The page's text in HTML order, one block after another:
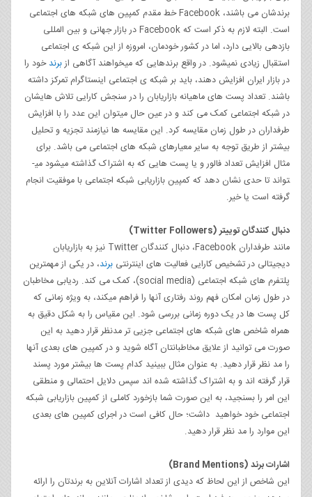
برندشان می­ باشند، Facebook خط مقدم کمپین های شبکه های اجتماعی
است. البته لازم به ذکر است که Facebook در بازار جهانی و بین المللی
بازدهی بالایی دارد، اما در کشور خودمان، امروزه از این شبکه­ ی اجتماعی
استقبال زیادی نمی­شود. در واقع برندهایی که می­خواهند آگاهی ازبرندخود را
در بازار ایران افزایش دهند، باید بر شبکه ­ی اجتماعی اینستاگرام تمرکز داشته
باشند. تعداد پست های ماهیانه بازاریابان را در سنجش کارایی تلاش هایشان
در شبکه اجتماعی کمک می ­کند و در عین حال می­توان این عدد را با افزایش
طرفداران در طول زمان مقایسه کرد. این مقایسه­ ها نیازمند تجزیه و تحلیل
بیشتر از طریق توجه به سایر معیارهای شبکه های اجتماعی می­ باشد. برای
مثال افزایش تعداد فالور و یا پست هایی که به اشتراک گذاشته می­شود می­
تواند تا حدی نشان دهد که کمپین بازاریابی شبکه اجتماعی با موفقیت انجام
گرفته است یا خیر.
دنبال ­کنندگان توییتر(Twitter Followers)
مانند طرفداران Facebook، دنبال کنندگان Twitter نیز به بازاریابان
دیجیتالی در تشخیص کارایی فعالیت های اینترنتی برند، در یکی از مهمترین
پلتفرم های شبکه اجتماعی (social media)، کمک می ­کند. ردیابی مخاطبان
در طول زمان امکان فهم روند رفتاری آنها را فراهم میکند، به ویژه زمانی که
کل پست ها در یک دوره زمانی بررسی شود. این مقیاس را به شکل دقیق به
همراه شاخص های شبکه های اجتماعی جزیی­ تر مدنظر قرار دهید به این
صورت می توانید از علایق مخاطبانتان آگاه شوید و در کمپین های بعدی آنها
را مد نظر قرار دهید. به عنوان مثال ببینید کدام پست ها بیشتر مورد پسند
قرار گرفته اند و به اشتراک گذاشته شده اند سپس دلایل احتمالی و منطقی
این امر را بسنجید، به این صورت شما بازخورد کاملی از کمپین بازاریابی شبکه
اجتماعی خود خواهید داشت؛ حال کافی است در اجرای کمپین های بعدی
این موارد را مد نظر قرار دهید.
اشارات برند(Brand Mentions)
این شاخص از این لحاظ که دیدی از تعداد اشارات آنلاین به برندتان را ارائه